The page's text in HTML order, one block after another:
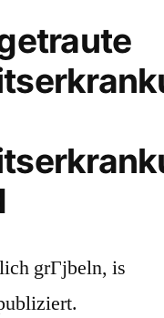
grГјbeln, is